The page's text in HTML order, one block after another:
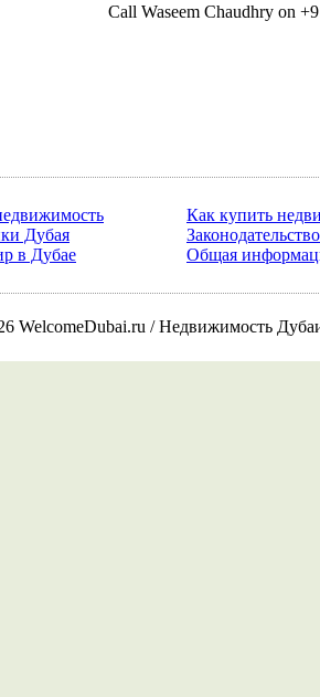
Call Waseem Chaudhry on
Дубая
в Дубае
Как купить
Общая
WelcomeDubai.ru / Недвижимость